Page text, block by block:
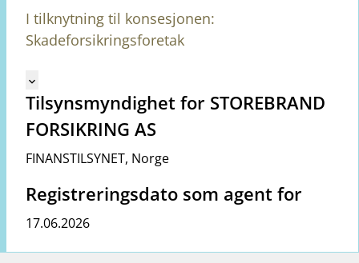
I tilknytning til konsesjonen:
Skadeforsikringsforetak
Mangler tekst for vreg.ShowMoreInformation (no)
keyboard_arrow_down
Tilsynsmyndighet for STOREBRAND
FORSIKRING AS
FINANSTILSYNET, Norge
Registreringsdato som agent for
17.06.2026